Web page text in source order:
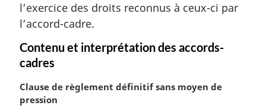
g
i
a
l
:
l’exercice des droits reconnus à ceux-ci par
l’accord-cadre.
Contenu et interprétation des accords-
cadres
N
o
Clause de règlement définitif sans moyen de
pression